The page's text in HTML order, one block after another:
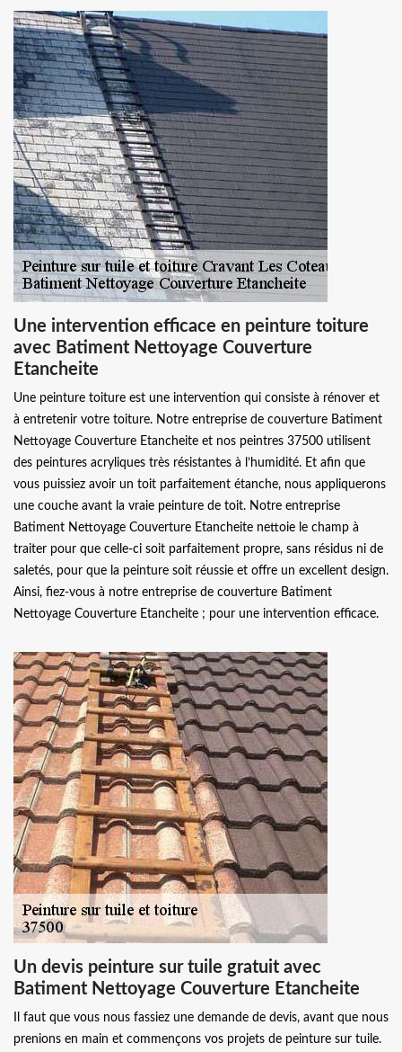
Une intervention efficace en peinture toiture
avec Batiment Nettoyage Couverture
Etancheite
Une peinture toiture est une intervention qui consiste à rénover et
à entretenir votre toiture. Notre entreprise de couverture Batiment
Nettoyage Couverture Etancheite et nos peintres 37500 utilisent
des peintures acryliques très résistantes à l’humidité. Et afin que
vous puissiez avoir un toit parfaitement étanche, nous appliquerons
une couche avant la vraie peinture de toit. Notre entreprise
Batiment Nettoyage Couverture Etancheite nettoie le champ à
traiter pour que celle-ci soit parfaitement propre, sans résidus ni de
saletés, pour que la peinture soit réussie et offre un excellent design.
Ainsi, fiez-vous à notre entreprise de couverture Batiment
Nettoyage Couverture Etancheite ; pour une intervention efficace.
Un devis peinture sur tuile gratuit avec
Batiment Nettoyage Couverture Etancheite
Il faut que vous nous fassiez une demande de devis, avant que nous
prenions en main et commençons vos projets de peinture sur tuile.